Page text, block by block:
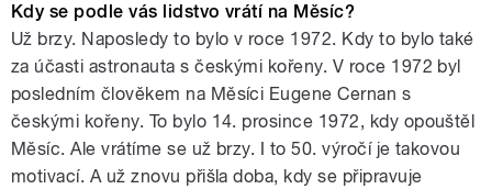
Kdy se podle vás lidstvo vrátí na Měsíc?
Už brzy. Naposledy to bylo v roce 1972. Kdy to bylo také
za účasti astronauta s českými kořeny. V roce 1972 byl
posledním člověkem na Měsíci Eugene Cernan s
českými kořeny. To bylo 14. prosince 1972, kdy opouštěl
Měsíc. Ale vrátíme se už brzy. I to 50. výročí je takovou
motivací. A už znovu přišla doba, kdy se připravuje